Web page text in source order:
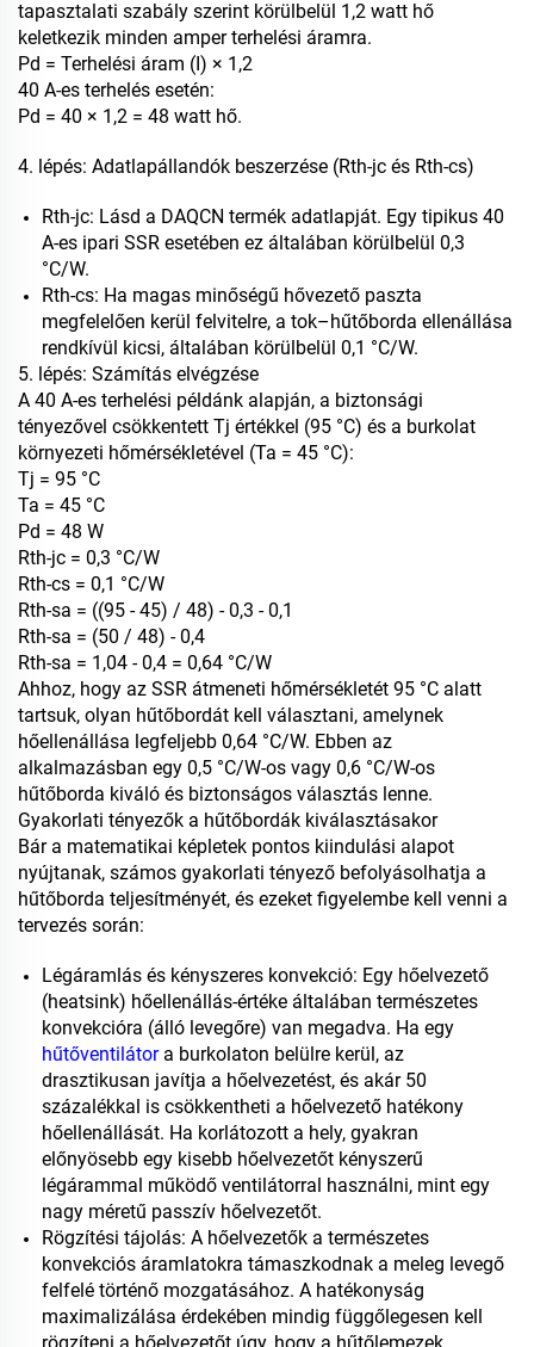
tapasztalati szabály szerint körülbelül 1,2 watt hő
keletkezik minden amper terhelési áramra.
Pd = Terhelési áram (I) × 1,2
40 A-es terhelés esetén:
Pd = 40 × 1,2 = 48 watt hő.
4. lépés: Adatlapállandók beszerzése (Rth-jc és Rth-cs)
Rth-jc: Lásd a DAQCN termék adatlapját. Egy tipikus 40
A-es ipari SSR esetében ez általában körülbelül 0,3
°C/W.
Rth-cs: Ha magas minőségű hővezető paszta
megfelelően kerül felvitelre, a tok–hűtőborda ellenállása
rendkívül kicsi, általában körülbelül 0,1 °C/W.
5. lépés: Számítás elvégzése
A 40 A-es terhelési példánk alapján, a biztonsági
tényezővel csökkentett Tj értékkel (95 °C) és a burkolat
környezeti hőmérsékletével (Ta = 45 °C):
Tj = 95 °C
Ta = 45 °C
Pd = 48 W
Rth-jc = 0,3 °C/W
Rth-cs = 0,1 °C/W
Rth-sa = ((95 - 45) / 48) - 0,3 - 0,1
Rth-sa = (50 / 48) - 0,4
Rth-sa = 1,04 - 0,4 = 0,64 °C/W
Ahhoz, hogy az SSR átmeneti hőmérsékletét 95 °C alatt
tartsuk, olyan hűtőbordát kell választani, amelynek
hőellenállása legfeljebb 0,64 °C/W. Ebben az
alkalmazásban egy 0,5 °C/W-os vagy 0,6 °C/W-os
hűtőborda kiváló és biztonságos választás lenne.
Gyakorlati tényezők a hűtőbordák kiválasztásakor
Bár a matematikai képletek pontos kiindulási alapot
nyújtanak, számos gyakorlati tényező befolyásolhatja a
hűtőborda teljesítményét, és ezeket figyelembe kell venni a
tervezés során:
Légáramlás és kényszeres konvekció: Egy hőelvezető
(heatsink) hőellenállás-értéke általában természetes
konvekcióra (álló levegőre) van megadva. Ha egy
hűtőventilátor a burkolaton belülre kerül, az
drasztikusan javítja a hőelvezetést, és akár 50
százalékkal is csökkentheti a hőelvezető hatékony
hőellenállását. Ha korlátozott a hely, gyakran
előnyösebb egy kisebb hőelvezetőt kényszerű
légárammal működő ventilátorral használni, mint egy
nagy méretű passzív hőelvezetőt.
Rögzítési tájolás: A hőelvezetők a természetes
konvekciós áramlatokra támaszkodnak a meleg levegő
felfelé történő mozgatásához. A hatékonyság
maximalizálása érdekében mindig függőlegesen kell